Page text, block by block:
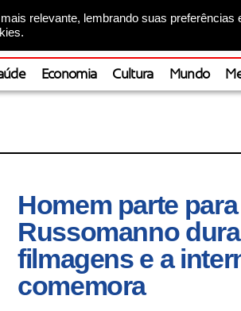
relevante, lembrando suas preferências
Economia Cultura Mundo
Homem parte
Russomanno
filmagens e a
comemora